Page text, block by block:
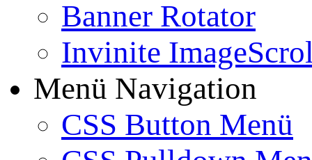
Banner Rotator
Invinite
Menü Navigation
CSS Button Menü